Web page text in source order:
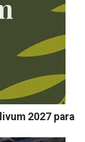
2027 para